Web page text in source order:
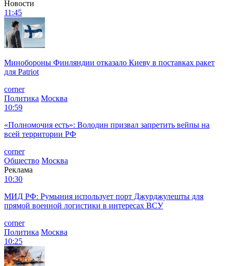
Новости
11:45
Минобороны Финляндии отказало Киеву в поставках ракет
для Patriot
corner
Политика Москва
10:59
«Полномочия есть»: Володин призвал запретить вейпы на
всей территории РФ
corner
Общество Москва
Реклама
10:30
МИД РФ: Румыния использует порт Джурджулешты для
прямой военной логистики в интересах ВСУ
corner
Политика Москва
10:25